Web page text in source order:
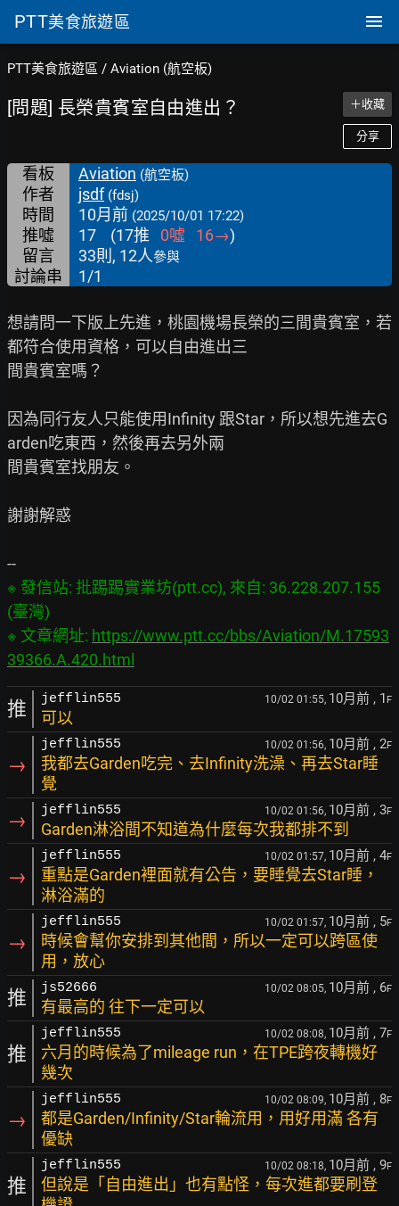
PTT美食旅遊區
PTT美食旅遊區 / Aviation (航空板)
[問題] 長榮貴賓室自由進出？ ＋收藏
分享
看板 Aviation (航空板)
作者 jsdf (fdsj)
時間 10月前 (2025/10/01 17:22)
推噓 17 (17推 0噓 16→)
留言
33則, 12人參與
討論串 1/1
想請問一下版上先進，桃園機場長榮的三間貴賓室，若
都符合使用資格，可以自由進出三
間貴賓室嗎？
因為同行友人只能使用Infinity 跟Star，所以想先進去G
arden吃東西，然後再去另外兩
間貴賓室找朋友。
謝謝解惑
※ 發信站: 批踢踢實業坊(ptt.cc), 來自: 36.228.207.155
(臺灣)
※ 文章網址: https://www.ptt.cc/bbs/Aviation/M.17593
39366.A.420.html
推 jefflin555 10/02 01:55, 10月前 , 1 F
可以
→
jefflin555 10/02 01:56, 10月前 , 2F
我都去Garden吃完、去Infinity洗澡、再去Star睡
覺
→ jefflin555 10/02 01:56, 10月前 , 3F
Garden淋浴間不知道為什麼每次我都排不到
→
jefflin555 10/02 01:57, 10月前 , 4F
重點是Garden裡面就有公告，要睡覺去Star睡，
淋浴滿的
→
jefflin555 10/02 01:57, 10月前 , 5F
時候會幫你安排到其他間，所以一定可以跨區使
用，放心
推 js52666 10/02 08:05, 10月前 , 6F
有最高的 往下一定可以
推
jefflin555 10/02 08:08, 10月前 , 7F
六月的時候為了mileage run，在TPE跨夜轉機好
幾次
→
jefflin555 10/02 08:09, 10月前 , 8F
都是Garden/Infinity/Star輪流用，用好用滿 各有
優缺
推
jefflin555 10/02 08:18, 10月前 , 9F
但說是「自由進出」也有點怪，每次進都要刷登